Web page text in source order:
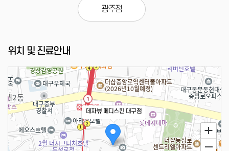
광주점
위치 및 진료안내
데자뷰 메디스킨 대구점